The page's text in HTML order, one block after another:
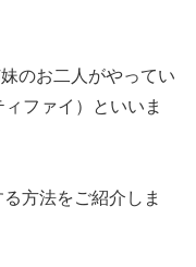
のお二人がやってい
ファイ）といいま
方法をご紹介しま